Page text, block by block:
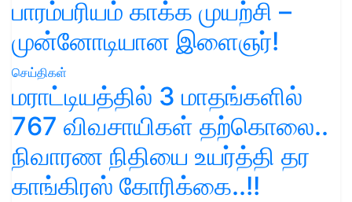
பாரம்பரியம் காக்க முயற்சி –
முன்னோடியான இளைஞர்!
செய்திகள்
மராட்டியத்தில் 3 மாதங்களில்
767 விவசாயிகள் தற்கொலை..
நிவாரண நிதியை உயர்த்தி தர
காங்கிரஸ் கோரிக்கை..!!